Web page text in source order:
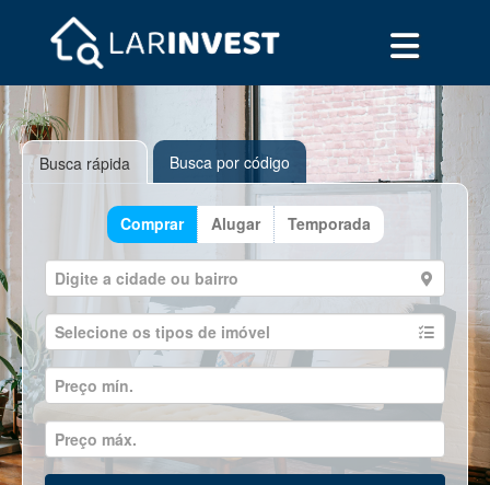
Busca rápida Busca por código
Comprar Alugar Temporada